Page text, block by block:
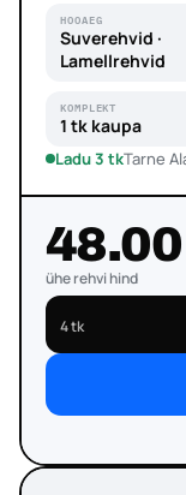
HOOAEG
Suverehvid ·
Lamellrehvid
KOMPLEKT
1 tk kaupa
Ladu 3 tkTarne
48.00
ühe rehvi hind
4 tk